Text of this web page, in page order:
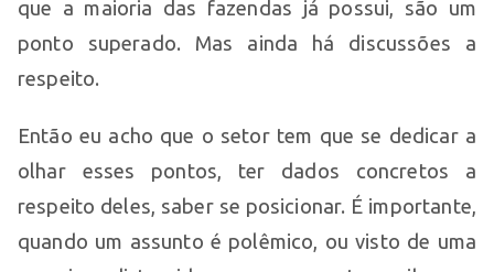
que a maioria das fazendas já possui, são um
ponto superado. Mas ainda há discussões a
respeito.
Então eu acho que o setor tem que se dedicar a
olhar esses pontos, ter dados concretos a
respeito deles, saber se posicionar. É importante,
quando um assunto é polêmico, ou visto de uma